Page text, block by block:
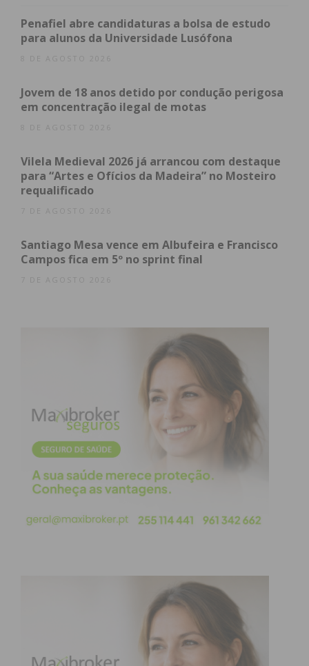
da Adega Cooperativa de Paredes, representou um
investimento de 6,2 milhões de euros, e pretende
ser “o principal polo cultural de Paredes e da
Composto por um grande auditório, com
capacidade de 500 lugares sentados, o Centro
auditório, para 450 pessoas em pé, e um espaço
coberto, a Arena, que está situado na cave do
edifício e tem capacidade para 2.500 pessoas. Tem
exposições que até agora se realizavam na Casa da
Cultura de Paredes – e, irá dispor também de um
café concerto e de um restaurante.
Spaceworkers, o edifício “é uma expressão da fusão
entre o passado industrial e a atualidade. Com um
design que homenageia a arquitetura industrial do
edifício anterior, o centro cultural exibe uma
aparência contemporânea que respeita e
reinterpreta a herança local”.
A programação cultural do CCP está a cargo de
João Aidos, que destacou também ele o desejo de
que seja “um espaço de todos e para todos”, assim
como “um espaço de encontro da cidade, mas
já que vai acrescentar mais um espaço onde é
possível haver programação regular”.
Penafiel abre candidaturas a bolsa de estudo
para alunos da Universidade Lusófona
8 DE AGOSTO 2026
Jovem de 18 anos detido por condução perigosa
em concentração ilegal de motas
8 DE AGOSTO 2026
Vilela Medieval 2026 já arrancou com destaque
para “Artes e Ofícios da Madeira” no Mosteiro
requalificado
7 DE AGOSTO 2026
Santiago Mesa vence em Albufeira e Francisco
Campos fica em 5º no sprint final
7 DE AGOSTO 2026